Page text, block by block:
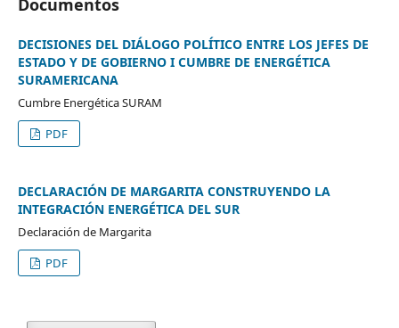
Documentos
DECISIONES DEL DIÁLOGO POLÍTICO ENTRE LOS JEFES DE
ESTADO Y DE GOBIERNO I CUMBRE DE ENERGÉTICA
SURAMERICANA
Cumbre Energética SURAM
PDF
DECLARACIÓN DE MARGARITA CONSTRUYENDO LA
INTEGRACIÓN ENERGÉTICA DEL SUR
Declaración de Margarita
PDF